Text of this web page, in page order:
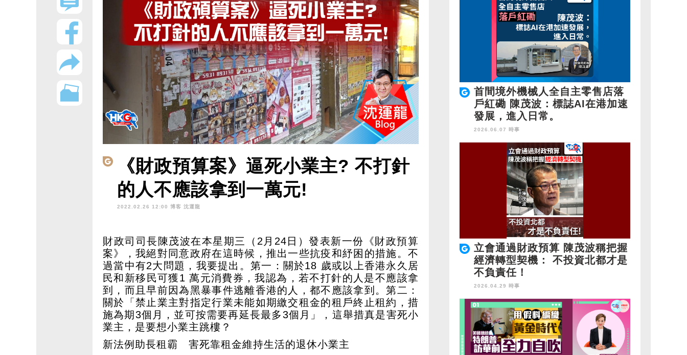
《財政預算案》逼死小業主? 不打針
的人不應該拿到一萬元!
2022.02.26 12:00 博客 沈運龍
財政司司長陳茂波在本星期三（2月24日）發表新一份《財政預算
案》，我絕對同意政府在這時候，推出一些抗疫和紓困的措施。不
過當中有2大問題，我要提出。第一：關於18 歲或以上香港永久居
民和新移民可獲1 萬元消費券，我認為，若不打針的人是不應該拿
到，而且早前因為黑暴事件逃離香港的人，都不應該拿到。第二：
關於「禁止業主對指定行業未能如期繳交租金的租戶終止租約，措
施為期3個月，並可按需要再延長最多3個月」，這舉措真是害死小
業主，是要想小業主跳樓？
新法例助長租霸 害死靠租金維持生活的退休小業主
首間境外機械人全自主零售店落
戶紅磡 陳茂波：標誌AI在港加速
發展，進入日常。
2026.06.07 時事
立會通過財政預算 陳茂波稱把握
經濟轉型契機： 不投資北都才是
不負責任！
2026.04.29 時事